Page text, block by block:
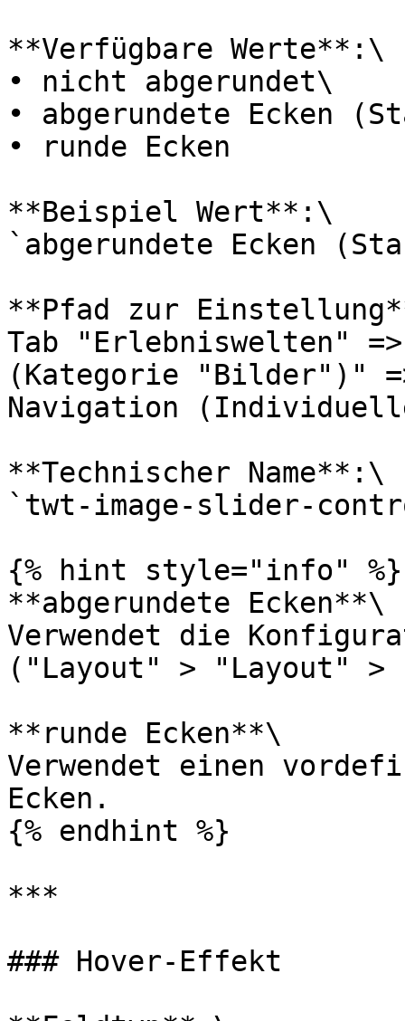
**Verfügbare Werte**:\
• nicht abgerundet\
• abgerundete Ecken
• runde Ecken
**Beispiel Wert**:\
`abgerundete Ecken
**Pfad zur
Tab "Erlebniswelten"
(Kategorie "Bilder")"
Navigation
**Technischer Name**:\
`twt-image-slider-
{% hint style="info" %}
**abgerundete Ecken**\
Verwendet die
("Layout" > "Layout" >
**runde Ecken**\
Verwendet einen
Ecken.
{% endhint %}
***
### Hover-Effekt